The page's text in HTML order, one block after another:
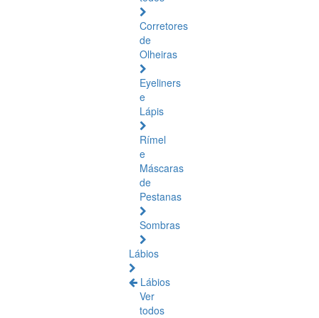
Corretores
de
Olheiras
Eyeliners
e
Lápis
Rímel
e
Máscaras
de
Pestanas
Sombras
Lábios
Lábios
Ver
todos